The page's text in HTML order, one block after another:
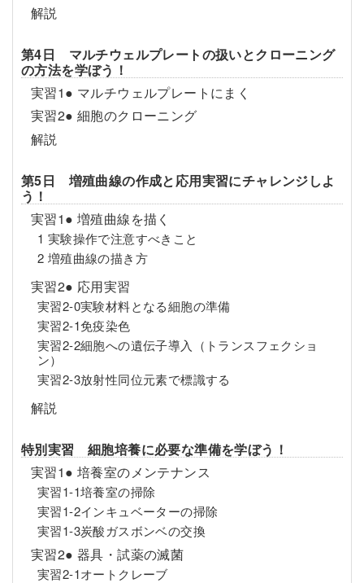
解説
第4日 マルチウェルプレートの扱いとクローニング
の方法を学ぼう！
実習1● マルチウェルプレートにまく
実習2● 細胞のクローニング
解説
第5日 増殖曲線の作成と応用実習にチャレンジしよ
う！
実習1● 増殖曲線を描く
1 実験操作で注意すべきこと
2 増殖曲線の描き方
実習2● 応用実習
実習2-0実験材料となる細胞の準備
実習2-1免疫染色
実習2-2細胞への遺伝子導入（トランスフェクショ
ン）
実習2-3放射性同位元素で標識する
解説
特別実習 細胞培養に必要な準備を学ぼう！
実習1● 培養室のメンテナンス
実習1-1培養室の掃除
実習1-2インキュベーターの掃除
実習1-3炭酸ガスボンベの交換
実習2● 器具・試薬の滅菌
実習2-1オートクレーブ